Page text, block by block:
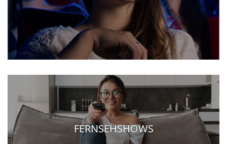
FERNSEHSHOWS